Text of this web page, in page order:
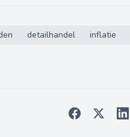
detailhandel inflatie